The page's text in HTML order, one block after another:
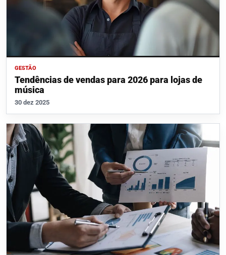
GESTÃO
Tendências de vendas para 2026 para lojas de
música
30 dez 2025